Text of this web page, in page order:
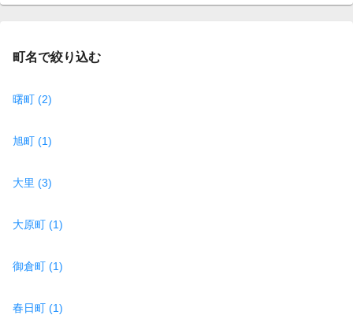
page
町名で絞り込む
曙町 (2)
旭町 (1)
大里 (3)
大原町 (1)
御倉町 (1)
春日町 (1)